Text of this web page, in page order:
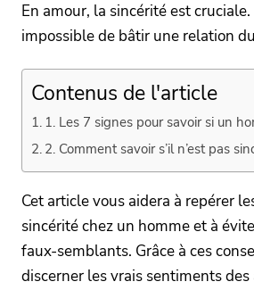
En amour, la sincérité est cruciale.
impossible de bâtir une relation
Contenus de l'article
1. Les 7 signes pour savoir si un
2. Comment savoir s’il n’est pas
Cet article vous aidera à repérer
sincérité chez un homme et à
faux-semblants. Grâce à ces
discerner les vrais sentiments des